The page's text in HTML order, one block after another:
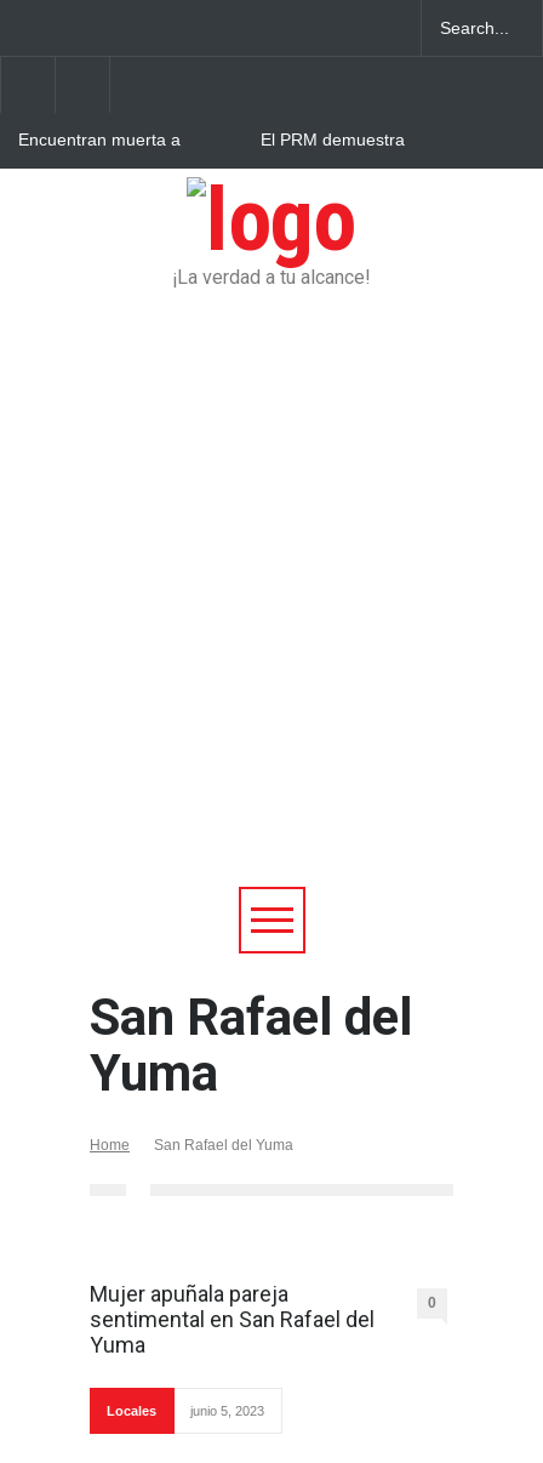
Encuentran muerta a
Hoyo de Friusa, Bávaro
El PRM demuestra
Mejía y David Collado se
Hombre resulta herido tras
¡La verdad a tu alcance!
San Rafael del
Yuma
Home San Rafael del Yuma
Mujer apuñala pareja
sentimental en San Rafael del
Yuma
0
Locales junio 5, 2023